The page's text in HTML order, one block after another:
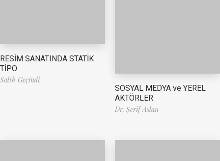
RESİM SANATINDA STATİK
TİPO
Salih Geçimli
SOSYAL MEDYA ve YEREL
AKTÖRLER
Dr. Şerif Aslan